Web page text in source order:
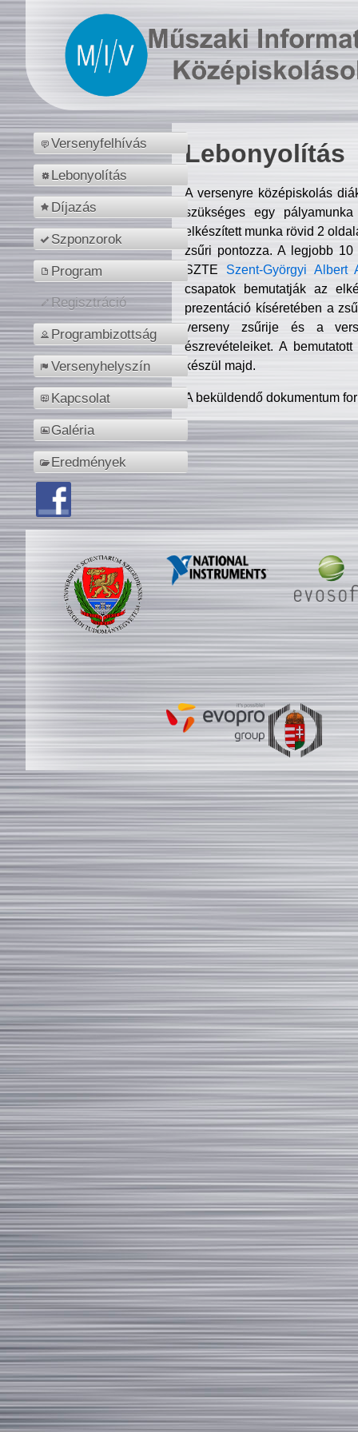
Versenyfelhívás
Lebonyolítás
Díjazás
Szponzorok
Program
Regisztráció
Programbizottság
Versenyhelyszín
Kapcsolat
Galéria
Eredmények
Lebonyolítás
A versenyre középiskolás
szükséges egy
elkészített munka rövid 2
zsűri pontozza. A legjobb
SZTE Szent-Györgyi Albert
csapatok bemutatják az
prezentáció kíséretében a
verseny zsűrije és a
észrevételeiket. A
készül majd.
A beküldendő dokumentum